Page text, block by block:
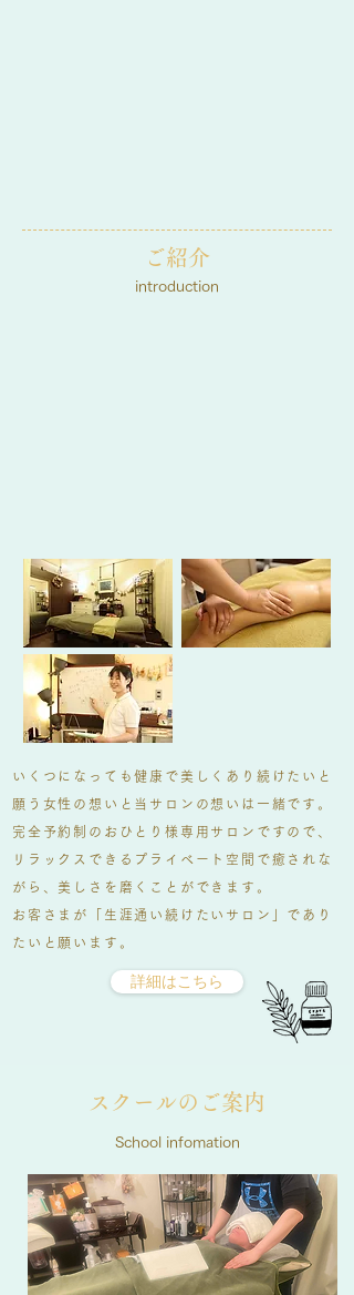
ご紹介
introduction
いくつになっても健康で美しくあり続けたいと
願う女性の想いと当サロンの想いは一緒です。
完全予約制のおひとり様専用サロンですので、
リラックスできるプライベート空間で癒されな
がら、美しさを磨くことができます。
お客さまが「生涯通い続けたいサロン」であり
たいと願います。
詳細はこちら
スクールのご案内
School infomation